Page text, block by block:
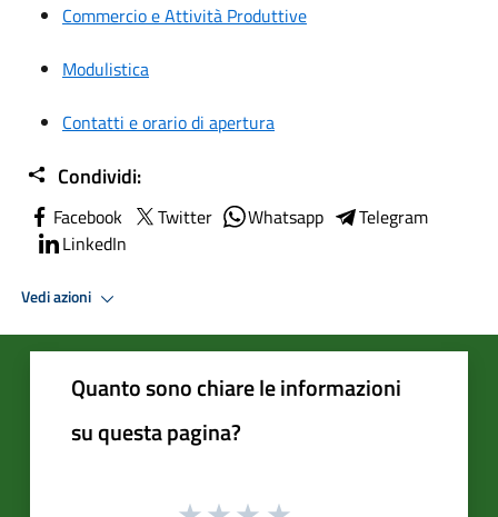
Commercio e Attività Produttive
Modulistica
Contatti e orario di apertura
Condividi:
Facebook Twitter Whatsapp
Telegram
LinkedIn
Vedi azioni
Quanto sono chiare le informazioni
su questa pagina?